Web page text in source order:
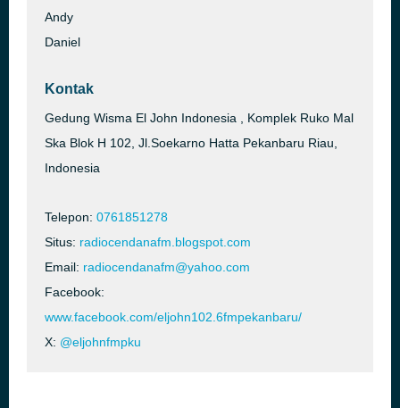
Andy
Daniel
Kontak
Gedung Wisma El John Indonesia , Komplek Ruko Mal
Ska Blok H 102, Jl.Soekarno Hatta Pekanbaru Riau,
Indonesia
Telepon: 0761851278
Situs: radiocendanafm.blogspot.com
Email: radiocendanafm@yahoo.com
Facebook:
www.facebook.com/eljohn102.6fmpekanbaru/
X: @eljohnfmpku